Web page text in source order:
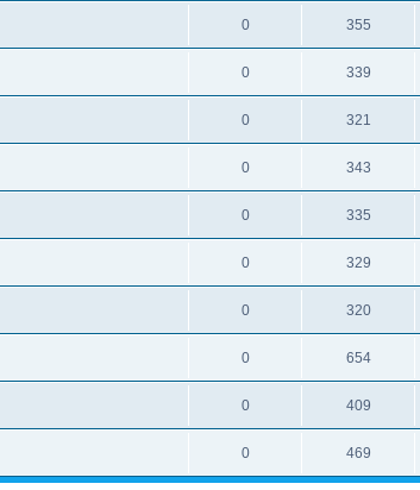
0 355
0 339
0 321
0 343
0 335
0 329
0 320
0 654
0 409
0 469